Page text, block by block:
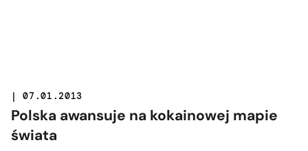
| 07.01.2013
Polska awansuje na kokainowej mapie
świata